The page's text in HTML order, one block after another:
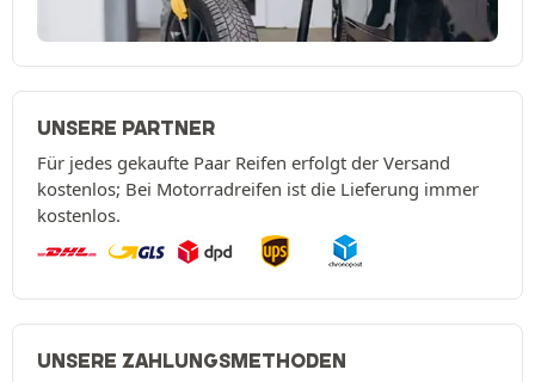
UNSERE PARTNER
Für jedes gekaufte Paar Reifen erfolgt der Versand
kostenlos; Bei Motorradreifen ist die Lieferung immer
kostenlos.
UNSERE ZAHLUNGSMETHODEN